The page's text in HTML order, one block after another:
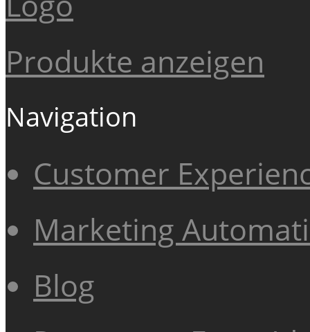
Produkte anzeigen
Navigation
Customer
Marketing
Blog